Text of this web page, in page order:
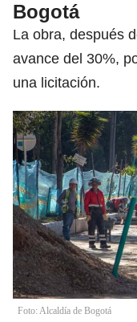
Bogotá
La obra, después
avance del 30%,
una licitación.
Foto: Alcaldía de Bogotá